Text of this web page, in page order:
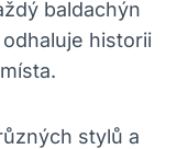
baldachýn
historii
stylů a